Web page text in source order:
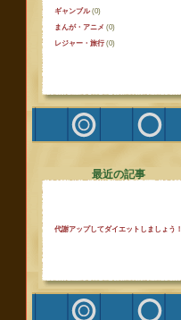
ギャンブル(0)
まんが・アニメ (0)
レジャー・旅行 (0)
最近の記事
代謝アップしてダイエットしましょう！